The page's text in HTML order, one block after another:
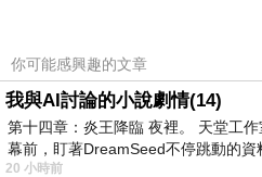
昨晚鴨鴨聽聞這週要上的是
你可能感興趣的文章
我與AI討論的小說劇情(14)
第十四章：炎王降臨 夜裡。 天堂工
幕前，盯著DreamSeed不停跳動的
20 小時前